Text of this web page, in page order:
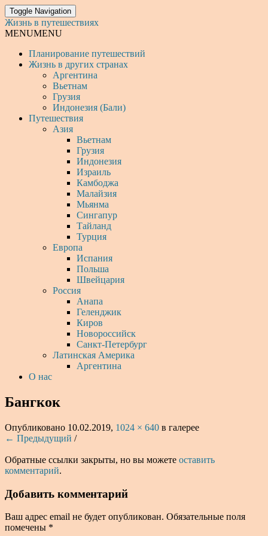
Toggle Navigation
Жизнь в путешествиях
MENUMENU
Планирование путешествий
Жизнь в других странах
Аргентина
Вьетнам
Грузия
Индонезия (Бали)
Путешествия
Азия
Вьетнам
Грузия
Индонезия
Израиль
Камбоджа
Малайзия
Мьянма
Сингапур
Тайланд
Турция
Европа
Испания
Польша
Швейцария
Россия
Анапа
Геленджик
Киров
Новороссийск
Санкт-Петербург
Латинская Америка
Аргентина
О нас
Бангкок
Опубликовано 10.02.2019, 1024 × 640 в галерее
← Предыдущий /
Обратные ссылки закрыты, но вы можете оставить
комментарий.
Добавить комментарий
Ваш адрес email не будет опубликован. Обязательные поля
помечены *